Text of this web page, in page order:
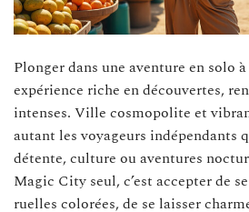
Plonger dans une aventure en solo
expérience riche en découvertes,
intenses. Ville cosmopolite et
autant les voyageurs indépendants
détente, culture ou aventures
Magic City seul, c’est accepter de
ruelles colorées, de se laisser